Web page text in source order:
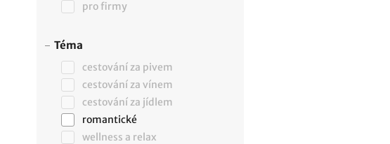
pro firmy
Téma
cestování za pivem
cestování za vínem
cestování za jídlem
romantické
wellness a relax